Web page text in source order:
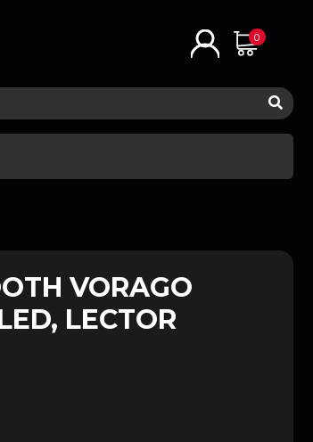
0
VORAGO
LECTOR